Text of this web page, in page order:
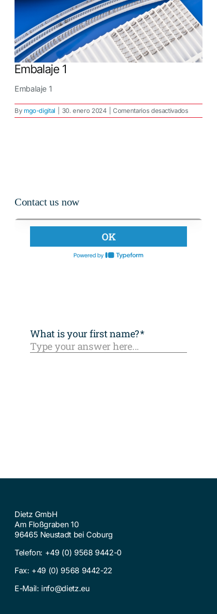
Embalaje 1
Embalaje 1
By mgo-digital 30. enero 2024 Comentarios desactivadosen
Embalaje
Contact us now
Dietz GmbH
Am Floßgraben 10
96465 Neustadt bei Coburg
Telefon: +49 (0) 9568 9442-0
Fax: +49 (0) 9568 9442-22
E-Mail: info@dietz.eu